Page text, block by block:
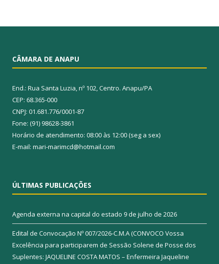
CÂMARA DE ANAPU
End.: Rua Santa Luzia, nº 102, Centro. Anapu/PA
CEP: 68.365-000
CNPJ: 01.681.776/0001-87
Fone: (91) 98628-3861
Horário de atendimento: 08:00 às 12:00 (seg a sex)
E-mail: mari-marimcd@hotmail.com
ÚLTIMAS PUBLICAÇÕES
Agenda externa na capital do estado 9 de julho de 2026
Edital de Convocação Nº 007/2026-C.M.A (CONVOCO Vossa
Excelência para participarem de Sessão Solene de Posse dos
Suplentes: JAQUELINE COSTA MATOS – Enfermeira Jaqueline